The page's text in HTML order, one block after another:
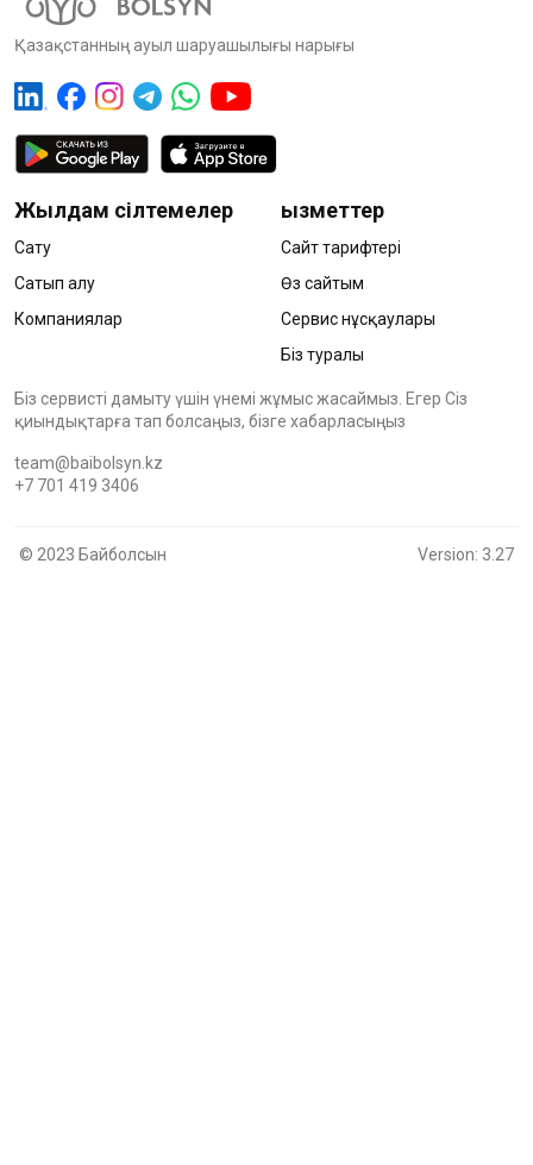
Қазақстанның ауыл шаруашылығы нарығы
Жылдам сілтемелер
Сату
Сатып алу
Компаниялар
Қызметтер
Сайт тарифтері
Өз сайтым
Сервис нұсқаулары
Біз туралы
Біз сервисті дамыту үшін үнемі жұмыс жасаймыз. Егер Сіз
қиындықтарға тап болсаңыз, бізге хабарласыңыз
team@baibolsyn.kz
+7 701 419 3406
© 2023 Байболсын Version: 3.27